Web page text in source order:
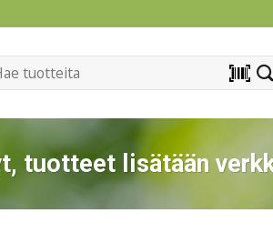
barcode_scanner
tuotteet lisätään